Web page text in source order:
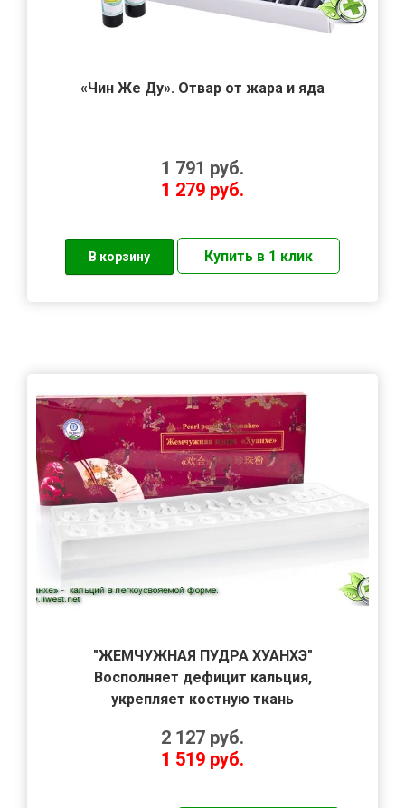
«Чин Же Ду». Отвар от жара и яда
1 791 руб.
1 279 руб.
"ЖЕМЧУЖНАЯ ПУДРА ХУАНХЭ"
Восполняет дефицит кальция,
укрепляет костную ткань
2 127 руб.
1 519 руб.